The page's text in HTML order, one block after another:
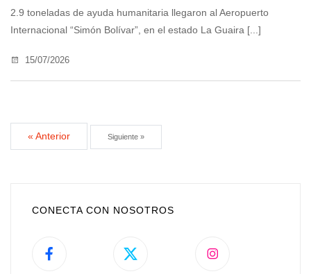
2.9 toneladas de ayuda humanitaria llegaron al Aeropuerto
Internacional “Simón Bolívar”, en el estado La Guaira [...]
15/07/2026
« Anterior Siguiente »
CONECTA CON NOSOTROS